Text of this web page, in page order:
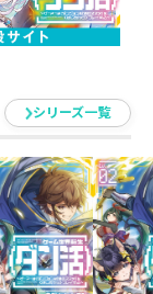
ま〈上級転職
開店早々大
ついにゼフィ
ボスを攻略す
ト！
シリーズ一覧